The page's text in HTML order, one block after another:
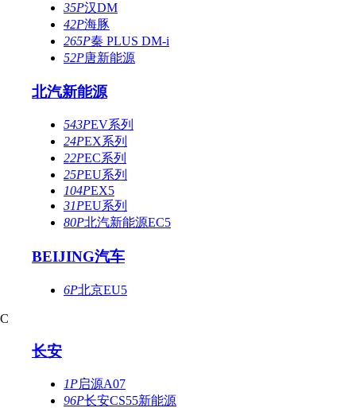
35P汉DM
42P海豚
265P秦 PLUS DM-i
52P唐新能源
北汽新能源
543PEV系列
24PEX系列
22PEC系列
25PEU系列
104PEX5
31PEU系列
80P北汽新能源EC5
BEIJING汽车
6P北京EU5
C
长安
1P启源A07
96P长安CS55新能源